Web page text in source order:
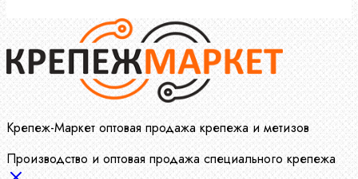
Крепеж-Маркет оптовая продажа крепежа и метизов
Производство и оптовая продажа специального крепежа